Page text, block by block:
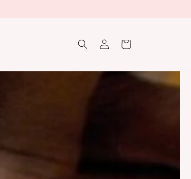
EinloggenWarenkorb